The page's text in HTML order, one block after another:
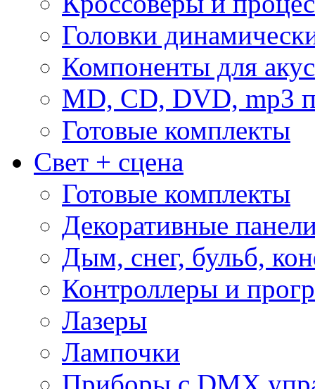
Головки
Компоненты для
MD, CD, DVD, mp3
Готовые комплекты
Свет + сцена
Готовые комплекты
Декоративные
Дым, снег, бульб,
Контроллеры и
Лазеры
Лампочки